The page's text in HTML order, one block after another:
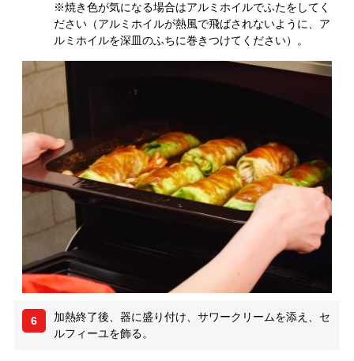
※焼き色が気になる場合はアルミホイルでふたをしてく
ださい（アルミホイルが熱風で飛ばされないように、ア
ルミホイルを深皿のふちに巻きつけてください）。
6
加熱終了後、器に盛り付け、サワークリームを添え、セ
ルフィーユを飾る。